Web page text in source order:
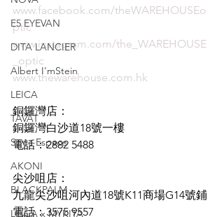
E5 EYEVAN
DITA LANCIER
Albert I'mStein
LEICA
TAVAT
Spec Espace
AKONI
BLACKPALM
LEICA x MYKITA
www.facebook.com/theWAREHOUSEo
ptic
www.instagram.com/the_WAREHOUSE
_optic
www.thewarehouse.com.hk
銅鑼灣店：
銅鑼灣白沙道18號一樓
電話：2882 5488
尖沙咀店：
九龍尖沙咀河內道18號K11商場G14號鋪
電話：3575 9557